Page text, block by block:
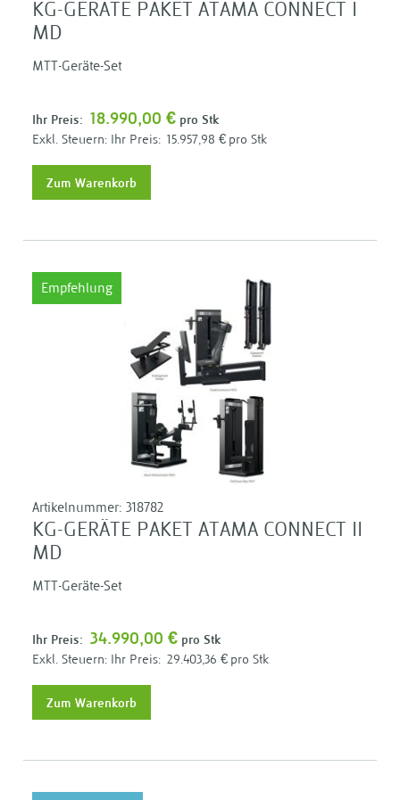
KG-GERÄTE PAKET ATAMA CONNECT I
MD
MTT-Geräte-Set
Ihr Preis: 18.990,00 € pro Stk
Ihr Preis: 15.957,98 € pro Stk
Zum Warenkorb
Empfehlung
Artikelnummer: 318782
KG-GERÄTE PAKET ATAMA CONNECT II
MD
MTT-Geräte-Set
Ihr Preis: 34.990,00 € pro Stk
Ihr Preis: 29.403,36 € pro Stk
Zum Warenkorb